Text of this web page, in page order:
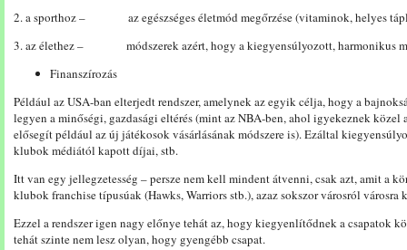
2. a sporthoz – az egészséges életmód megőrzése (vitaminok, helyes
3. az élethez – módszerek azért, hogy a kiegyensúlyozott, harmonikus
Finanszírozás
Például az USA-ban elterjedt rendszer, amelynek az egyik célja, hogy a
legyen a minőségi, gazdasági eltérés (mint az NBA-ben, ahol igyekeznek közel
elősegít például az új játékosok vásárlásának módszere is). Ezáltal
klubok médiától kapott díjai, stb.
Itt van egy jellegzetesség – persze nem kell mindent átvenni, csak azt, amit a
klubok franchise típusúak (Hawks, Warriors stb.), azaz sokszor városról városra
Ezzel a rendszer igen nagy előnye tehát az, hogy kiegyenlítődnek a csapatok
tehát szinte nem lesz olyan, hogy gyengébb csapat.